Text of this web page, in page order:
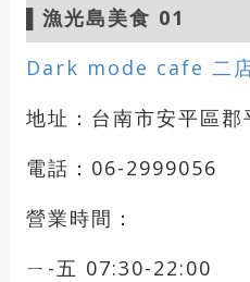
▌漁光島美食 01
Dark mode cafe 二
地址：台南市安平區
電話：06-2999056
營業時間：
ㄧ-五 07:30-22:00